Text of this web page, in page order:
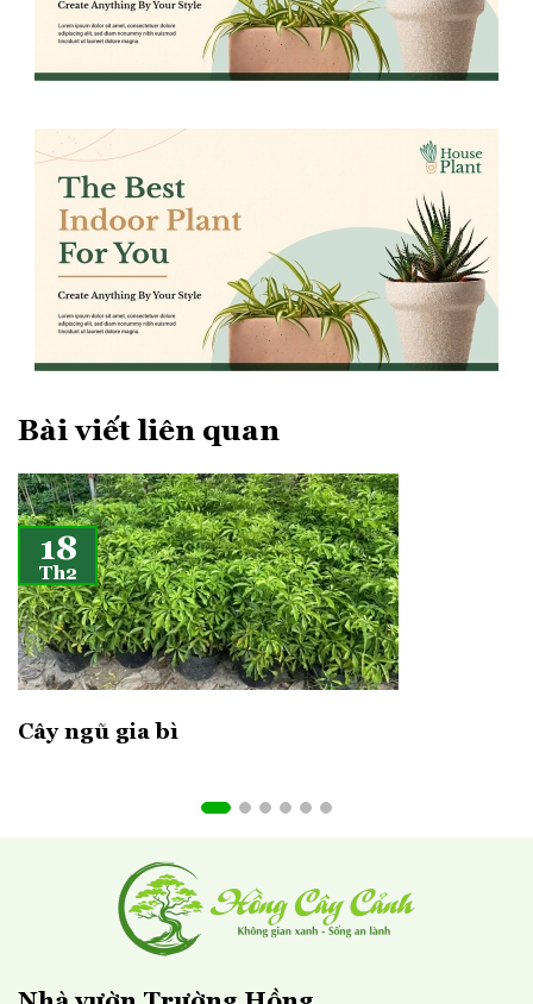
Bài viết liên quan
Cây ngũ gia bì
18
Th2